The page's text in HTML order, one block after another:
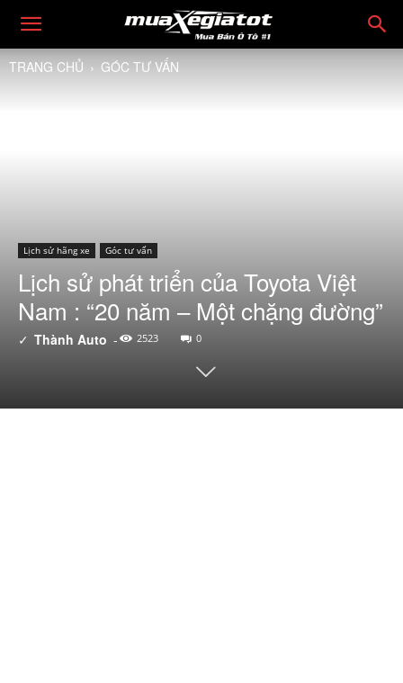
TRANG CHỦ GÓC TƯ VẤN
Lịch sử hãng xe Góc tư vấn
Lịch sử phát triển của Toyota Việt
Nam : “20 năm – Một chặng đường”
✓ Thành Auto - 2523 0